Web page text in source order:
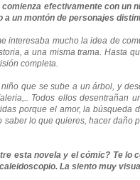
comienza efectivamente con un
a un montón de personajes
interesaba mucho la idea de
a una misma trama. Hasta
completa.
que se sube a un árbol, y
Todos ellos desentrañan
porque el amor, la búsqueda
saber lo que quieres, hacer daño
esta novela y el cómic? Te lo
La siento muy